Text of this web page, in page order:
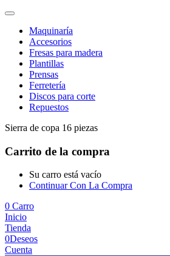
Maquinaría
Accesorios
Fresas para madera
Plantillas
Prensas
Ferretería
Discos para corte
Repuestos
Sierra de copa 16 piezas
Carrito de la compra
Su carro está vacío
Continuar Con La Compra
0 Carro
Inicio
Tienda
0Deseos
Cuenta